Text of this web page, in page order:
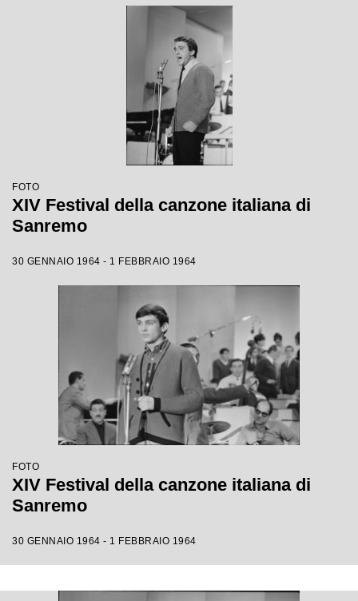
FOTO
XIV Festival della canzone italiana di
Sanremo
30 GENNAIO 1964 - 1 FEBBRAIO 1964
FOTO
XIV Festival della canzone italiana di
Sanremo
30 GENNAIO 1964 - 1 FEBBRAIO 1964